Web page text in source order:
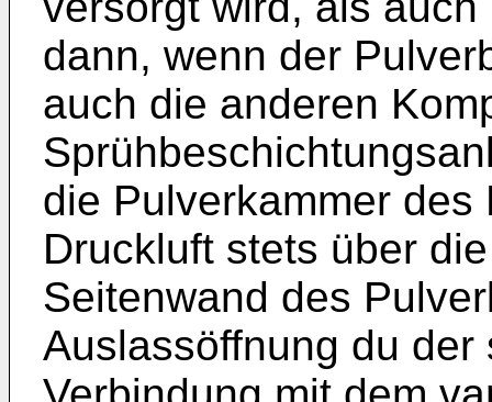
dann, wenn der
auch die anderen
die Pulverkammer
Druckluft stets über
Seitenwand des
Auslassöffnung du